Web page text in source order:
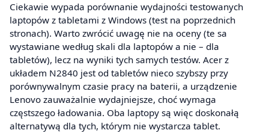
Ciekawie wypada porównanie wydajności testowanych
laptopów z tabletami z Windows (test na poprzednich
stronach). Warto zwrócić uwagę nie na oceny (te sa
wystawiane według skali dla laptopów a nie – dla
tabletów), lecz na wyniki tych samych testów. Acer z
układem N2840 jest od tabletów nieco szybszy przy
porównywalnym czasie pracy na baterii, a urządzenie
Lenovo zauważalnie wydajniejsze, choć wymaga
częstszego ładowania. Oba laptopy są więc doskonałą
alternatywą dla tych, którym nie wystarcza tablet.